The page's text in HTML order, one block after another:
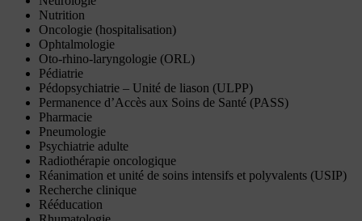
Nutrition
Oncologie (hospitalisation)
Ophtalmologie
Oto-rhino-laryngologie (ORL)
Pédiatrie
Pédopsychiatrie – Unité de liason (ULPP)
Permanence d’Accès aux Soins de Santé (PASS)
Pharmacie
Pneumologie
Psychiatrie adulte
Radiothérapie oncologique
Réanimation et unité de soins intensifs et polyvalents (USIP)
Recherche clinique
Rééducation